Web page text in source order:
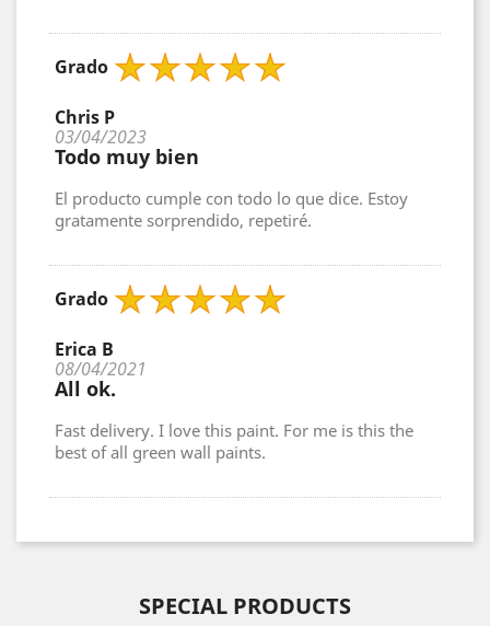
Grado
Chris P
03/04/2023
Todo muy bien
El producto cumple con todo lo que dice. Estoy
gratamente sorprendido, repetiré.
Grado
Erica B
08/04/2021
All ok.
Fast delivery. I love this paint. For me is this the
best of all green wall paints.
SPECIAL PRODUCTS